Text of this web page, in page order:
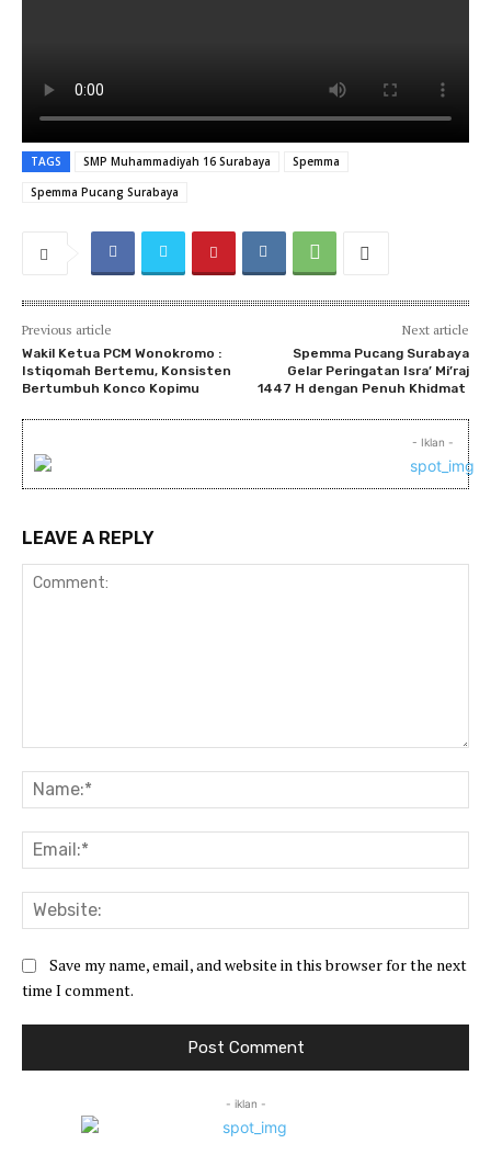
TAGS SMP Muhammadiyah 16 Surabaya
Spemma
Spemma Pucang Surabaya
Previous article
Wakil Ketua PCM Wonokromo :
Istiqomah Bertemu, Konsisten
Bertumbuh Konco Kopimu
Next article
Spemma Pucang Surabaya
Gelar Peringatan Isra’ Mi’raj
1447 H dengan Penuh Khidmat
- Iklan -
LEAVE A REPLY
Save my name, email, and website in this browser for the next
time I comment.
- iklan -